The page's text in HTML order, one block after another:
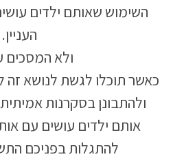
השימוש שאותם ילדים
העניין.
ולא
כאשר תוכלו לגשת לנושא זה
ולהתבונן בסקרנות
אותם ילדים עושים עם
להתגלות בפניכם